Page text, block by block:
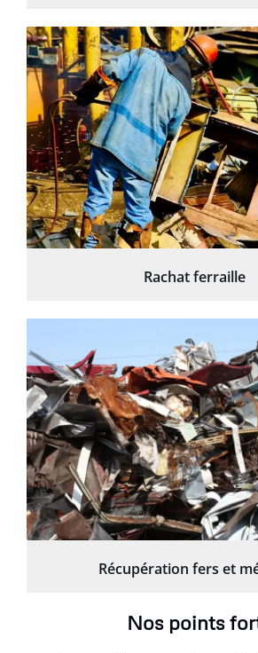
Rachat ferraille
Récupération fers et
Nos points